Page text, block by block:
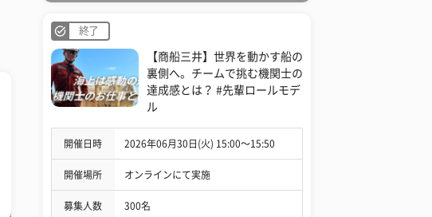
終了
【商船三井】世界を動かす船の
裏側へ。チームで挑む機関士の
達成感とは？ #先輩ロールモデ
ル
開催日時 2026年06月30日(火) 15:00〜15:50
開催場所 オンラインにて実施
募集人数 300名